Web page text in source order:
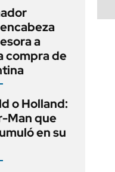
a
compra de
o Holland:
Man que
en su